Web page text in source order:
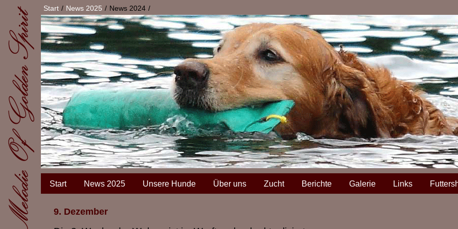
Start News 2025 News 2024
Start News 2025 Unsere Hunde Über uns Zucht Berichte Galerie Links
9. Dezember